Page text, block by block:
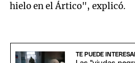
hielo en el Ártico", explicó.
TE PUEDE